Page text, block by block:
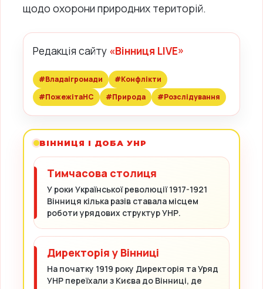
щодо охорони природних територій.
Редакція сайту «Вінниця LIVE»
#Владаігромади
#Конфлікти
#ПожежітаНС
#Природа #Розслідування
ВІННИЦЯ І ДОБА УНР
Тимчасова столиця
У роки Української революції 1917-1921
Вінниця кілька разів ставала місцем
роботи урядових структур УНР.
Директорія у Вінниці
На початку 1919 року Директорія та Уряд
УНР переїхали з Києва до Вінниці, де